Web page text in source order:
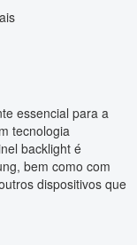
essencial para a
tecnologia
backlight é
bem como com
dispositivos que